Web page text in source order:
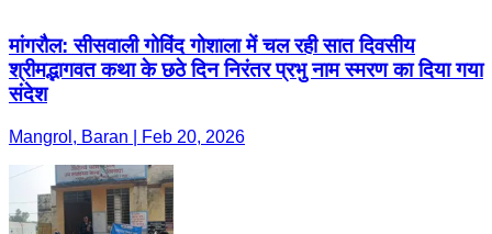
मांगरौल: सीसवाली गोविंद गोशाला में चल रही सात दिवसीय
श्रीमद्भागवत कथा के छठे दिन निरंतर प्रभु नाम स्मरण का दिया गया
संदेश
Mangrol, Baran | Feb 20, 2026